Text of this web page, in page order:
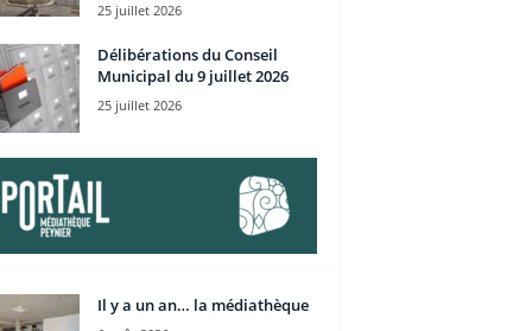
25 juillet 2026
Délibérations du Conseil
Municipal du 9 juillet 2026
25 juillet 2026
Il y a un an… la médiathèque